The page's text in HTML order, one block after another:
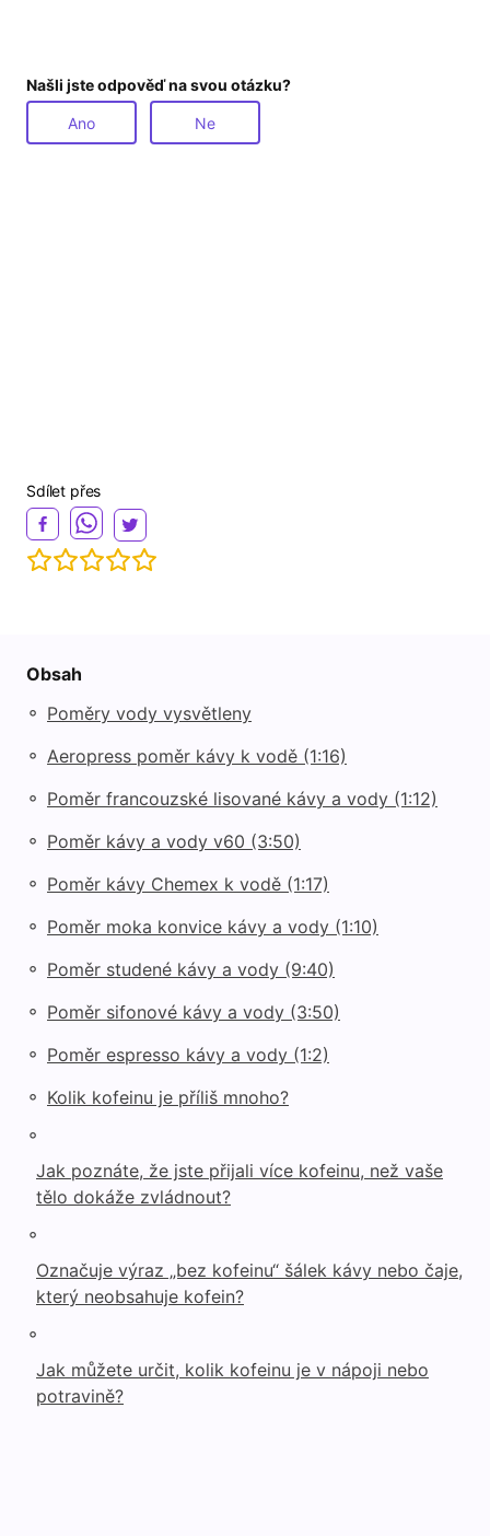
Našli jste odpověď na svou otázku?
Ano Ne
Sdílet přes
Obsah
◦ Poměry vody vysvětleny
◦ Aeropress poměr kávy k vodě (1:16)
◦ Poměr francouzské lisované kávy a vody (1:12)
◦ Poměr kávy a vody v60 (3:50)
◦ Poměr kávy Chemex k vodě (1:17)
◦ Poměr moka konvice kávy a vody (1:10)
◦ Poměr studené kávy a vody (9:40)
◦ Poměr sifonové kávy a vody (3:50)
◦ Poměr espresso kávy a vody (1:2)
◦ Kolik kofeinu je příliš mnoho?
◦
Jak poznáte, že jste přijali více kofeinu, než vaše
tělo dokáže zvládnout?
◦
Označuje výraz „bez kofeinu“ šálek kávy nebo čaje,
který neobsahuje kofein?
◦
Jak můžete určit, kolik kofeinu je v nápoji nebo
potravině?